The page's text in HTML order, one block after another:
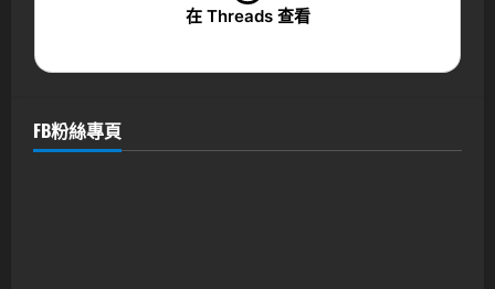
在 Threads 查看
FB粉絲專頁